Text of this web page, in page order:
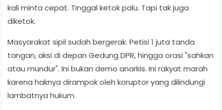
kali minta cepat. Tinggal ketok palu. Tapi tak juga
diketok.
Masyarakat sipil sudah bergerak. Petisi 1 juta tanda
tangan, aksi di depan Gedung DPR, hingga orasi "sahkan
atau mundur". Ini bukan demo anarkis. Ini rakyat marah
karena haknya dirampok oleh koruptor yang dilindungi
lambatnya hukum.